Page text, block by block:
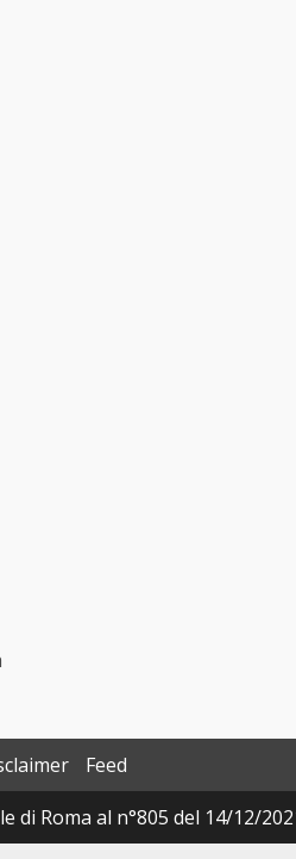
Feed
Roma al n°805 del 14/12/